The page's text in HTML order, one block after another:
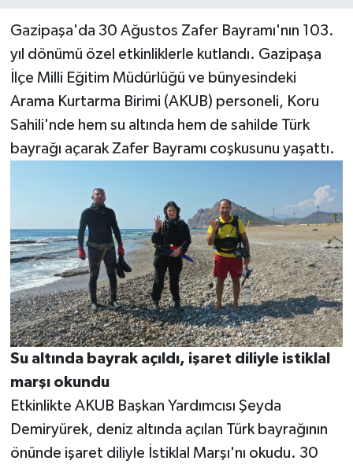
Gazipaşa'da 30 Ağustos Zafer Bayramı'nın 103.
yıl dönümü özel etkinliklerle kutlandı. Gazipaşa
İlçe Milli Eğitim Müdürlüğü ve bünyesindeki
Arama Kurtarma Birimi (AKUB) personeli, Koru
Sahili'nde hem su altında hem de sahilde Türk
bayrağı açarak Zafer Bayramı coşkusunu yaşattı.
Su altında bayrak açıldı, işaret diliyle istiklal
marşı okundu
Etkinlikte AKUB Başkan Yardımcısı Şeyda
Demiryürek, deniz altında açılan Türk bayrağının
önünde işaret diliyle İstiklal Marşı'nı okudu. 30
VİDEO HABERLER
YAZARLAR
MAGAZİN